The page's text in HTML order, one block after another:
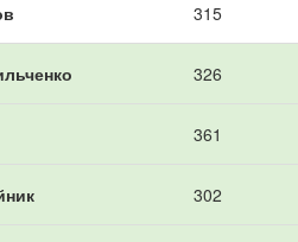
315
326
361
302